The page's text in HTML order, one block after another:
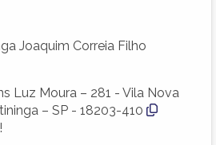
Joaquim Correia Filho
Luz Moura – 281 - Vila Nova
– SP - 18203-410